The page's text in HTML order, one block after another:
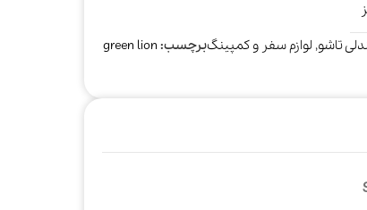
و تصویری کتری
مخلوط‌کن و
تاشو, لوازم سفر و کمپینگبرچسب: green lion